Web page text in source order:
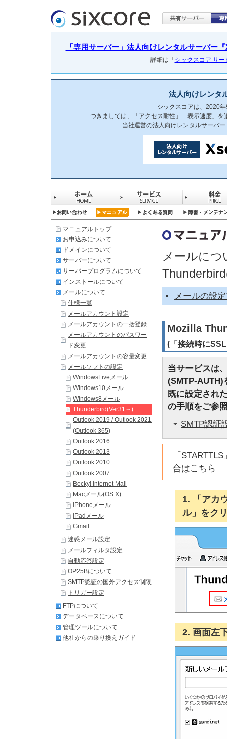
「専用サーバー」法人向けレンタルサーバー
詳細は「 シックスコア サ
法人向けレンタ
シックスコアは、2020
つきましては、「アクセス耐性」「表示速度」
当社運営の法人向けレンタルサーバー
メールに
メールの設
Mozilla
(「接続時に
当サービスは
(SMTP-AUTH)
既に設定され
の手順をご参
SMTP認証
「
合はこちら
1. 「アカ
ル」をク
2. 画面左
マニュアルトップ
お申込みについて
ドメインについて
サーバーについて
サーバープログラムについて
インストールについて
メールについて
仕様一覧
メールアカウント設定
メールアカウントの一括登録
メールアカウントのパスワー
ド変更
メールアカウントの容量変更
メールソフトの設定
WindowsLiveメール
Windows10メール
Windows8メール
Thunderbird(Ver31～)
Outlook 2019 / Outlook 2021
(Outlook 365)
Outlook 2016
Outlook 2013
Outlook 2010
Outlook 2007
Becky! Internet Mail
Macメール(OS X)
iPhoneメール
iPadメール
Gmail
迷惑メール設定
メールフィルタ設定
自動応答設定
OP25Bについて
SMTP認証の国外アクセス制限
トリガー設定
FTPについて
データベースについて
管理ツールについて
他社からの乗り換えガイド